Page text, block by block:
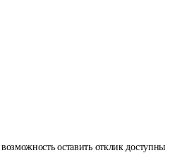
оставить отклик доступны